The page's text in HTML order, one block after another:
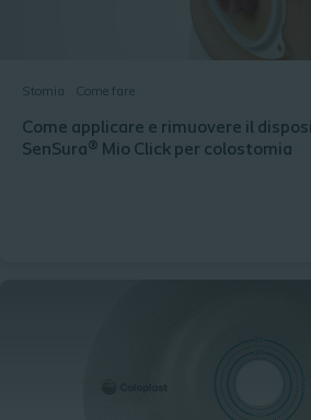
Stomia Come fare
Come applicare e rimuovere il
SenSura® Mio Click per colostomia